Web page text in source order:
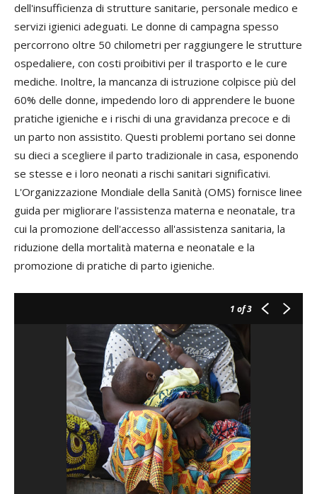
dell'insufficienza di strutture sanitarie, personale medico e
servizi igienici adeguati. Le donne di campagna spesso
percorrono oltre 50 chilometri per raggiungere le strutture
ospedaliere, con costi proibitivi per il trasporto e le cure
mediche. Inoltre, la mancanza di istruzione colpisce più del
60% delle donne, impedendo loro di apprendere le buone
pratiche igieniche e i rischi di una gravidanza precoce e di
un parto non assistito. Questi problemi portano sei donne
su dieci a scegliere il parto tradizionale in casa, esponendo
se stesse e i loro neonati a rischi sanitari significativi.
L'Organizzazione Mondiale della Sanità (OMS) fornisce linee
guida per migliorare l'assistenza materna e neonatale, tra
cui la promozione dell'accesso all'assistenza sanitaria, la
riduzione della mortalità materna e neonatale e la
promozione di pratiche di parto igieniche.
1 of 3